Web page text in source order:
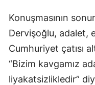
Konuşmasının
Dervişoğlu, adalet,
Cumhuriyet çatısı
“Bizim kavgamız
liyakatsizlikledir”